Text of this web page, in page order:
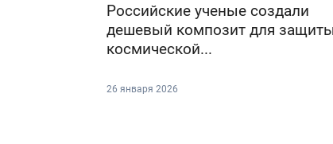
Российские ученые создали
дешевый композит для
космической...
26 января 2026